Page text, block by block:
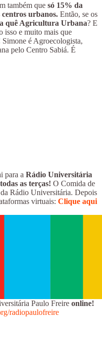
também que só 15% da
centros urbanos. Então, se os
quê Agricultura Urbana? E
isso e muito mais que
Simone é Agroecologista,
pelo Centro Sabiá. É
para a Rádio Universitária
as terças! O Comida de
Rádio Universitária. Depois
virtuais: Clique aqui
Paulo Freire online!
radiopaulofreire